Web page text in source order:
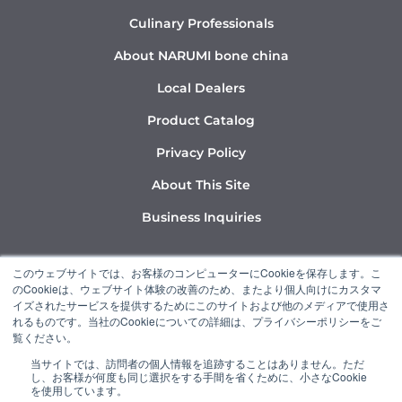
このウェブサイトでは、お客様のコンピューターにCookieを保存します。こ
のCookieは、ウェブサイト体験の改善のため、またより個人向けにカスタマ
イズされたサービスを提供するためにこのサイトおよび他のメディアで使用さ
れるものです。当社のCookieについての詳細は、プライバシーポリシーをご
覧ください。
当サイトでは、訪問者の個人情報を追跡することはありません。ただ
し、お客様が何度も同じ選択をする手間を省くために、小さなCookie
を使用しています。
Culinary Professionals
About NARUMI bone china
Local Dealers
Product Catalog
Privacy Policy
About This Site
Business Inquiries
Y
o
u
t
b
I
n
s
t
g
L
i
n
k
d
“NARUMI” is a member of the Ishizuka Glass Group.